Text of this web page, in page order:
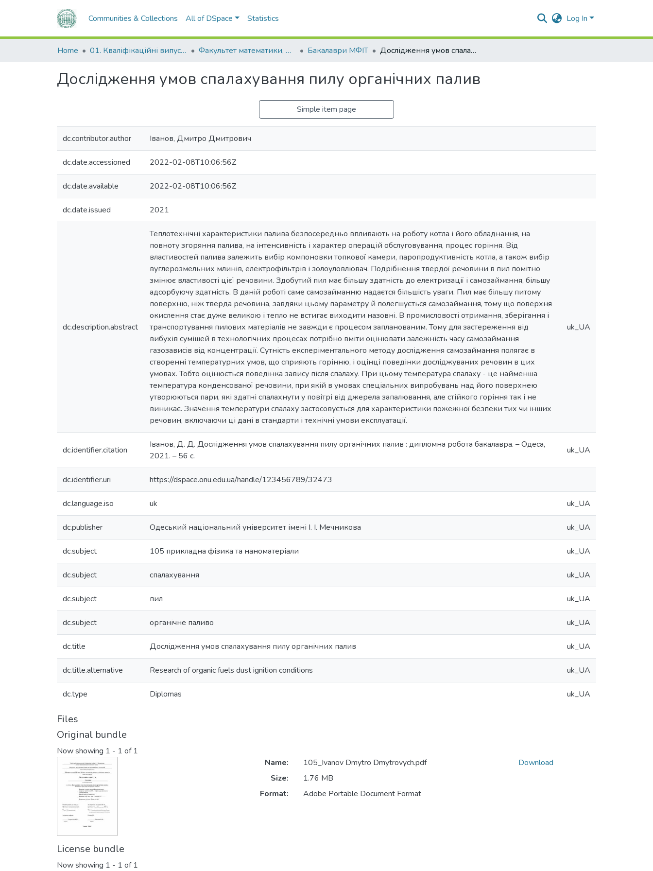
Communities & Collections All of DSpace Statistics Log In
Home 01. Кваліфікаційні випускні роботи здобувачів вищої освіти Факультет математики, фізики та інформаційних технологій Бакалаври МФІТ Дослідження умов спалахування пилу органічних палив
Дослідження умов спалахування пилу органічних палив
Simple item page
dc.contributor.author Іванов, Дмитро Дмитрович
dc.date.accessioned 2022-02-08T10:06:56Z
dc.date.available 2022-02-08T10:06:56Z
dc.date.issued 2021
dc.description.abstract
Теплотехнічні характеристики палива безпосередньо впливають на роботу котла і його обладнання, на
повноту згоряння палива, на інтенсивність і характер операцій обслуговування, процес горіння. Від
властивостей палива залежить вибір компоновки топкової камери, паропродуктивність котла, а також вибір
вуглерозмельних млинів, електрофільтрів і золоуловлювач. Подрібнення твердої речовини в пил помітно
змінює властивості цієї речовини. Здобутий пил має більшу здатність до електризації і самозаймання, більшу
адсорбуючу здатність. В даній роботі саме самозайманню надаєтся більшість уваги. Пил має більшу питому
поверхню, ніж тверда речовина, завдяки цьому параметру й полегшується самозаймання, тому що поверхня
окислення стає дуже великою і тепло не встигає виходити назовні. В промисловості отримання, зберігання і
транспортування пилових матеріалів не завжди є процесом запланованим. Тому для застереження від
вибухів сумішей в технологічних процесах потрібно вміти оцінювати залежність часу самозаймання
газозависів від концентрації. Сутність експеріментального методу дослідження самозаймання полягає в
створенні температурних умов, що сприяють горінню, і оцінці поведінки досліджуваних речовин в цих
умовах. Тобто оцінюється поведінка завису після спалаху. При цьому температура спалаху - це найменша
температура конденсованої речовини, при якій в умовах спеціальних випробувань над його поверхнею
утворюються пари, які здатні спалахнути у повітрі від джерела запалювання, але стійкого горіння так і не
виникає. Значення температури спалаху застосовується для характеристики пожежної безпеки тих чи інших
речовин, включаючи ці дані в стандарти і технічні умови експлуатації.
uk_UA
dc.identifier.citation
Іванов, Д. Д. Дослідження умов спалахування пилу органічних палив : дипломна робота бакалавра. – Одеса,
2021. – 56 с.
uk_UA
dc.identifier.uri https://dspace.onu.edu.ua/handle/123456789/32473
dc.language.iso uk uk_UA
dc.publisher Одеський національний університет імені І. І. Мечникова uk_UA
dc.subject 105 прикладна фізика та наноматеріали uk_UA
dc.subject спалахування uk_UA
dc.subject пил uk_UA
dc.subject органічне паливо uk_UA
dc.title Дослідження умов спалахування пилу органічних палив uk_UA
dc.title.alternative Research of organic fuels dust ignition conditions uk_UA
dc.type Diplomas uk_UA
Files
Original bundle
Now showing 1 - 1 of 1
Name:
105_Ivanov Dmytro Dmytrovych.pdf
Size:
1.76 MB
Format:
Adobe Portable Document Format
Download
License bundle
Now showing 1 - 1 of 1